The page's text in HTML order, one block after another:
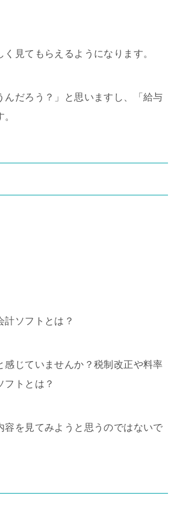
見てもらえるようになります。
んだろう？」と思いますし、「給与
計ソフトとは？
感じていませんか？税制改正や料率
フトとは？
を見てみようと思うのではないで